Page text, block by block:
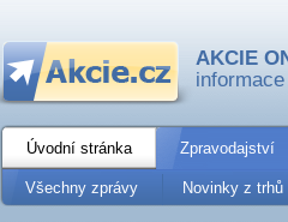
AKCIE
Úvodní stránka Zpravodajství
Všechny zprávy Novinky z trhů